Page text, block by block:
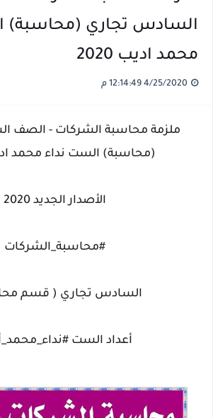
السادس تجاري (محاسبة)
محمد اديب 2020
ملزمة محاسبة الشركات - الصف
(محاسبة) الست نداء محمد اديب
الأصدار الجديد 2020
#محاسبة_الشركات
السادس تجاري ( قسم
أعداد الست